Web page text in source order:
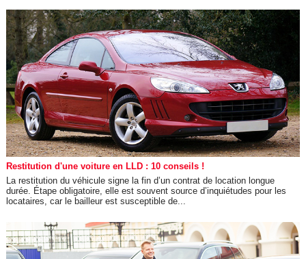
Restitution d'une voiture en LLD : 10 conseils !
La restitution du véhicule signe la fin d’un contrat de location longue
durée. Étape obligatoire, elle est souvent source d’inquiétudes pour les
locataires, car le bailleur est susceptible de...